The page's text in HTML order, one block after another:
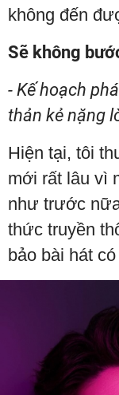
không đến
Sẽ không
- Kế hoạch
thản kẻ nặng
Hiện tại, tôi
mới rất lâu vì
như trước
thức truyền
bảo bài hát